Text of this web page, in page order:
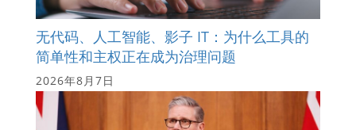
无代码、人工智能、影子 IT：为什么工具的
简单性和主权正在成为治理问题
2026年8月7日